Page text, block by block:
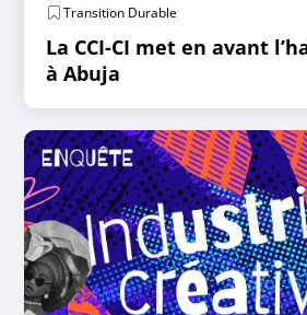
Transition Durable
La CCI-CI met en avant
à Abuja